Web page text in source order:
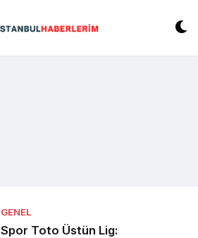
GENEL
Spor Toto Üstün Lig: